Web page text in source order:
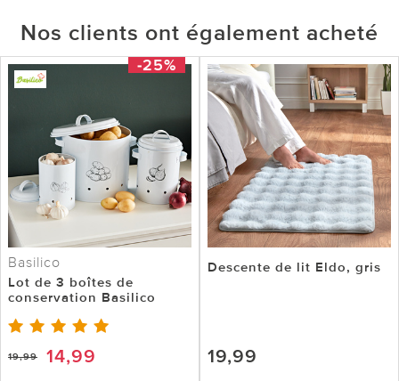
Nos clients ont également acheté
-25%
Basilico
Lot de 3 boîtes de
conservation Basilico
19,99 14,99
Descente de lit Eldo, gris
19,99